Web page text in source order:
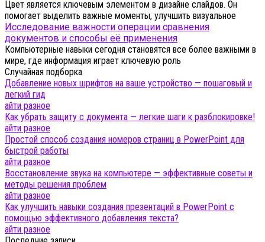
Цвет является ключевым элементом в дизайне слайдов. Он
помогает выделить важные моменты, улучшить визуальное
Исследование важности операции сравнения
документов и способы её применения
Компьютерные навыки сегодня становятся все более важными в
мире, где информация играет ключевую роль
Случайная подборка
Добавление новых шрифтов на ваше устройство — пошаговый и
легкий гид
айти разное
Как убрать защиту с документа — легкие шаги к разблокировке!
айти разное
Простой способ создания номеров страниц в PowerPoint для
быстрой работы
айти разное
Восстановление звука на компьютере — эффективные советы и
методы решения проблем
айти разное
Как улучшить навыки создания презентаций в PowerPoint с
помощью эффективного добавления текста?
айти разное